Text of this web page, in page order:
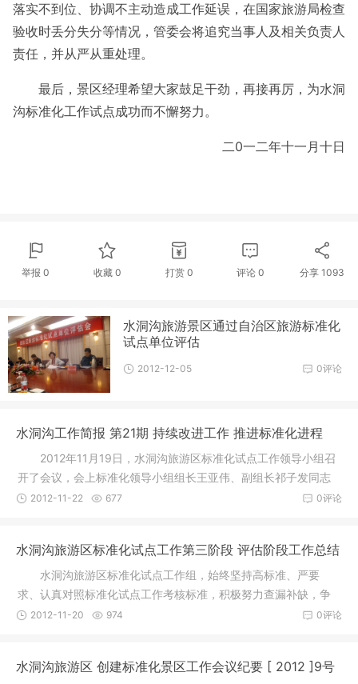
落实不到位、协调不主动造成工作延误，在国家旅游局检查
验收时丢分失分等情况，管委会将追究当事人及相关负责人
责任，并从严从重处理。
最后，景区经理希望大家鼓足干劲，再接再厉，为水洞
沟标准化工作试点成功而不懈努力。
二0一二年十一月十日
举报 0 收藏 0 打赏 0 评论0 分享1093
水洞沟旅游景区通过自治区旅游标准化
试点单位评估
0评论
2012-12-05
水洞沟工作简报 第21期 持续改进工作 推进标准化进程
2012年11月19日，水洞沟旅游区标准化试点工作领导小组召
开了会议，会上标准化领导小组组长王亚伟、副组长祁子发同志
分别作了
0评论
2012-11-22 677
水洞沟旅游区标准化试点工作第三阶段 评估阶段工作总结
水洞沟旅游区标准化试点工作组，始终坚持高标准、严要
求、认真对照标准化试点工作考核标准，积极努力查漏补缺，争
取标准化试
0评论
2012-11-20 974
水洞沟旅游区 创建标准化景区工作会议纪要 [ 2012 ]9号